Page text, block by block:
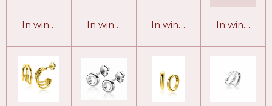
In winkelwagenIn winkelwagenIn winkelwagen
In